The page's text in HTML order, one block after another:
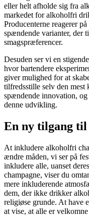
eller helt afholde sig fra
markedet for alkoholfri
Producenterne reagerer
spændende varianter, der
smagspræferencer.
Desuden ser vi en
hvor bartendere
giver mulighed for at
tilfredsstille selv den
spændende innovation,
denne udvikling.
En ny tilgang til
At inkludere alkoholfri
ændre måden, vi ser på
inkludere alle, uanset
champagne, viser du
mere inkluderende
dem, der ikke drikker
religiøse grunde. At have
at vise, at alle er